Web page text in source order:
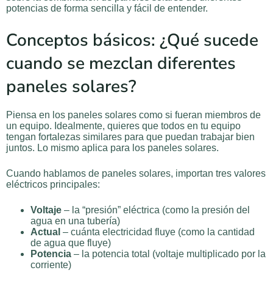
potencias de forma sencilla y fácil de entender.
Conceptos básicos: ¿Qué sucede
cuando se mezclan diferentes
paneles solares?
Piensa en los paneles solares como si fueran miembros de
un equipo. Idealmente, quieres que todos en tu equipo
tengan fortalezas similares para que puedan trabajar bien
juntos. Lo mismo aplica para los paneles solares.
Cuando hablamos de paneles solares, importan tres valores
eléctricos principales:
Voltaje – la “presión” eléctrica (como la presión del
agua en una tubería)
Actual – cuánta electricidad fluye (como la cantidad
de agua que fluye)
Potencia – la potencia total (voltaje multiplicado por la
corriente)